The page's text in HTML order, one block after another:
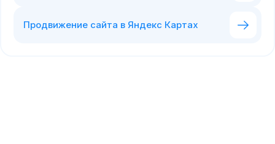
Продвижение сайта в Яндекс Картах